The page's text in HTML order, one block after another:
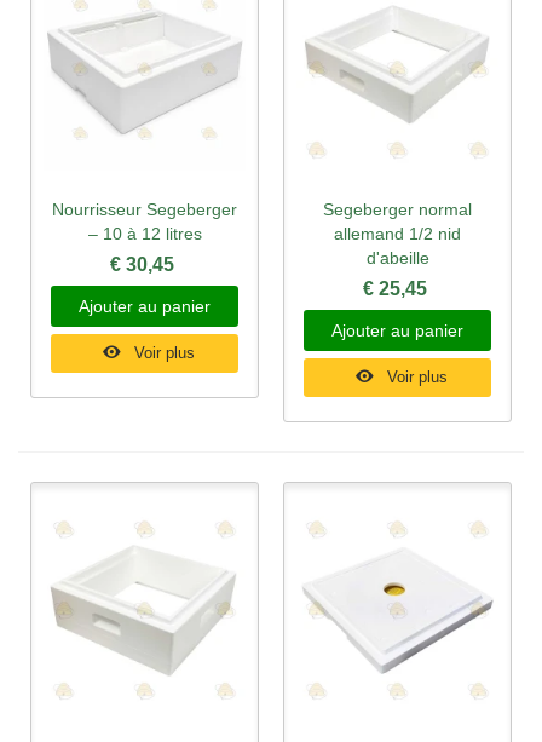
Nourrisseur Segeberger
– 10 à 12 litres
€ 30,45
Ajouter au panier
Voir plus
Segeberger normal
allemand 1/2 nid
d'abeille
€ 25,45
Ajouter au panier
Voir plus